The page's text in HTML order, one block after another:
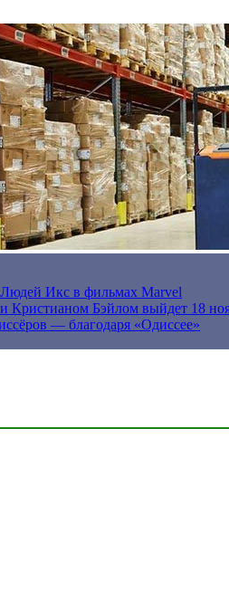
Икс в фильмах Marvel
Бэйлом выйдет 18
— благодаря «Одиссее»